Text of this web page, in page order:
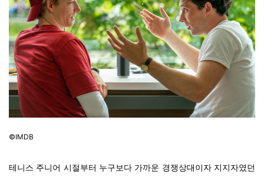
©IMDB
테니스 주니어 시절부터 누구보다 가까운 경쟁상대이자 지지자였던